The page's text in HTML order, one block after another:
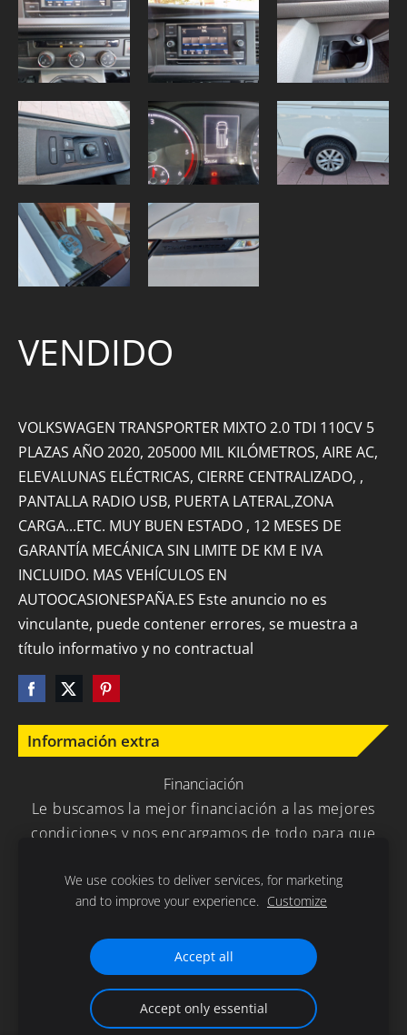
Información extra
Financiación
Le buscamos la mejor financiación a las mejores
condiciones y nos encargamos de todo para que
VENDIDO
VOLKSWAGEN TRANSPORTER MIXTO 2.0 TDI 110CV 5
PLAZAS AÑO 2020, 205000 MIL KILÓMETROS, AIRE AC,
ELEVALUNAS ELÉCTRICAS, CIERRE CENTRALIZADO, ,
PANTALLA RADIO USB, PUERTA LATERAL,ZONA
CARGA...ETC. MUY BUEN ESTADO , 12 MESES DE
GARANTÍA MECÁNICA SIN LIMITE DE KM E IVA
INCLUIDO. MAS VEHÍCULOS EN
AUTOOCASIONESPAÑA.ES Este anuncio no es
vinculante, puede contener errores, se muestra a
título informativo y no contractual
Gracias por la confianza depositada en nuestra empresa .
We use cookies to deliver services, for marketing
and to improve your experience. Customize
Accept all
Accept only essential